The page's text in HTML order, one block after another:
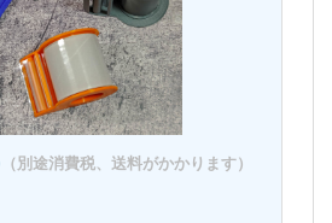
（別途消費税、送料がかかります）